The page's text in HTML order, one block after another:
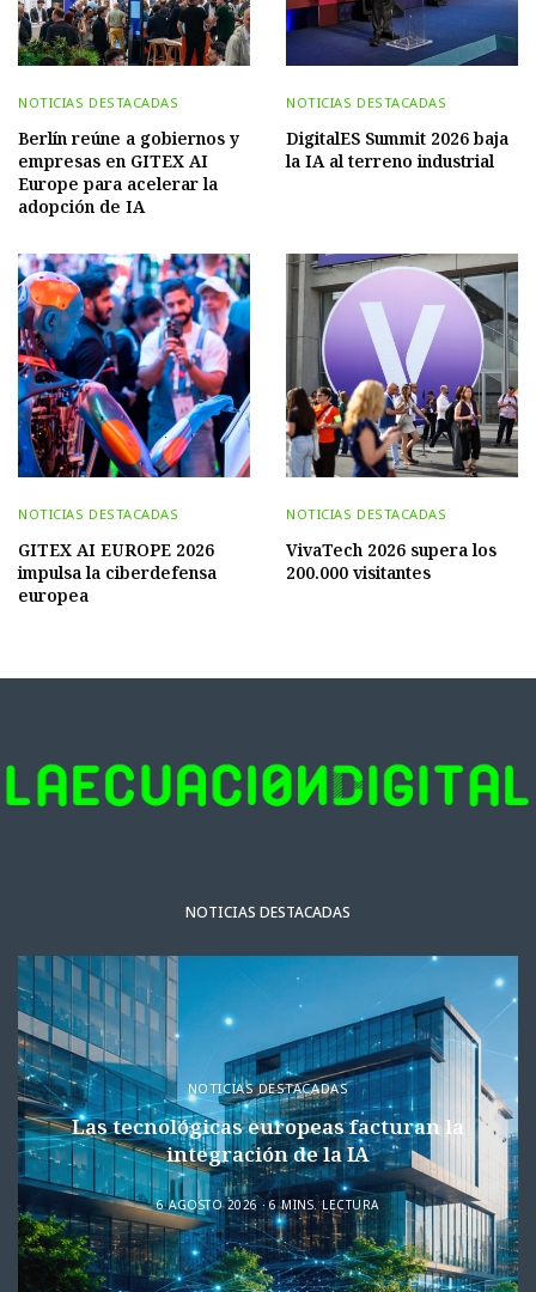
NOTICIAS DESTACADAS
Berlín reúne a gobiernos y
empresas en GITEX AI
Europe para acelerar la
adopción de IA
NOTICIAS DESTACADAS
DigitalES Summit 2026 baja
la IA al terreno industrial
NOTICIAS DESTACADAS
GITEX AI EUROPE 2026
impulsa la ciberdefensa
europea
NOTICIAS DESTACADAS
VivaTech 2026 supera los
200.000 visitantes
NOTICIAS DESTACADAS
NOTICIAS DESTACADAS
Las tecnológicas europeas facturan la
integración de la IA
6 AGOSTO 2026 6 MINS. LECTURA